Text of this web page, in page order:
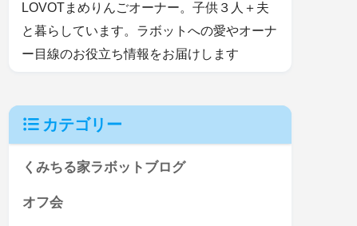
LOVOTまめりんごオーナー。子供３人＋夫
と暮らしています。ラボットへの愛やオーナ
ー目線のお役立ち情報をお届けします
カテゴリー
くみちる家ラボットブログ
オフ会